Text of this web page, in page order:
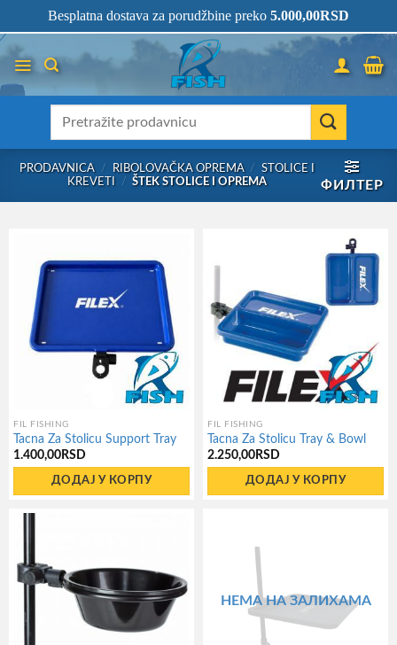
to
content
- KOMPLETNA RIBOLOVAČKA OPREMA NA JEDNOM
PRODAVNICA / RIBOLOVAČKA OPREMA /
STOLICE I
KREVETI
/ ŠTEK STOLICE I OPREMA ФИЛТЕР
FIL FISHING
Tacna Za Stolicu Support Tray
1.400,00 RSD
ДОДАЈ У КОРПУ
FIL FISHING
Tacna Za Stolicu Tray & Bowl
2.250,00 RSD
ДОДАЈ У КОРПУ
НЕМА НА ЗАЛИХАМА
Besplatna dostava za porudžbine preko 5.000,00RSD